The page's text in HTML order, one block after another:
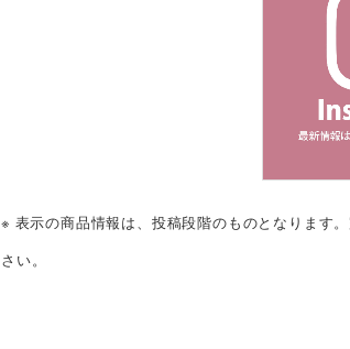
※ 表示の商品情報は、投稿段階のものとなります
さい。